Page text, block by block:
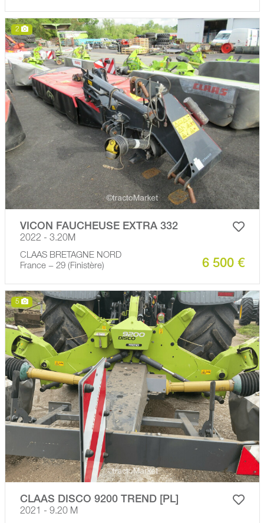
2
VICON FAUCHEUSE EXTRA 332
2022 - 3.20M
CLAAS BRETAGNE NORD
France − 29 (Finistère)
6 500 €
5
CLAAS DISCO 9200 TREND [PL]
2021 - 9.20 M